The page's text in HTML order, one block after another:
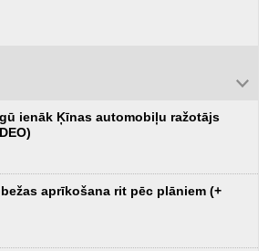
ienāk Ķīnas automobiļu ražotājs
aprīkošana rit pēc plāniem (+